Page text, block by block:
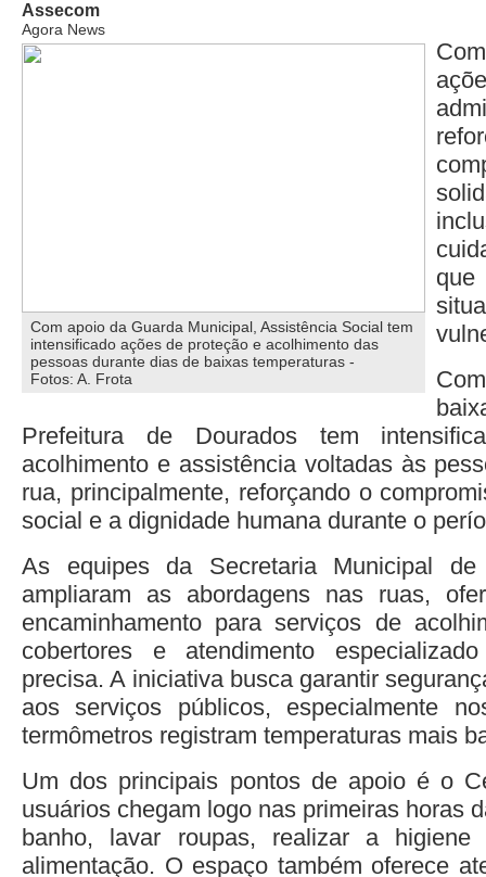
Assecom
Agora News
Com apoio da Guarda Municipal, Assistência Social tem
intensificado ações de proteção e acolhimento das
pessoas durante dias de baixas temperaturas -
Fotos: A. Frota
Prefeitura de Dourados tem
acolhimento e assistência voltadas às
rua, principalmente, reforçando o
social e a dignidade humana durante o
As equipes da Secretaria Municipal de
ampliaram as abordagens nas ruas,
encaminhamento para serviços de
cobertores e atendimento
precisa. A iniciativa busca garantir
aos serviços públicos, especialmente
termômetros registram temperaturas mais
Um dos principais pontos de apoio é o
usuários chegam logo nas primeiras horas
banho, lavar roupas, realizar a higiene
alimentação. O espaço também oferece